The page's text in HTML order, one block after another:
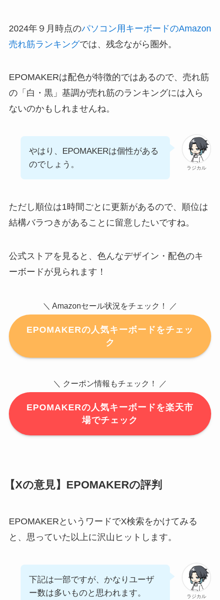
2024年９月時点のパソコン用キーボードのAmazon
売れ筋ランキングでは、残念ながら圏外。
EPOMAKERは配色が特徴的ではあるので、売れ筋
の「白・黒」基調が売れ筋のランキングには入ら
ないのかもしれませんね。
ラジカル
やはり、EPOMAKERは個性がある
のでしょう。
ただし順位は1時間ごとに更新があるので、順位は
結構バラつきがあることに留意したいですね。
公式ストアを見ると、色んなデザイン・配色のキ
ーボードが見られます！
＼ Amazonセール状況をチェック！ ／
EPOMAKERの人気キーボードをチェッ
ク
＼ クーポン情報もチェック！ ／
EPOMAKERの人気キーボードを楽天市
場でチェック
【Xの意見】EPOMAKERの評判
EPOMAKERというワードでX検索をかけてみる
と、思っていた以上に沢山ヒットします。
ラジカル
下記は一部ですが、かなりユーザ
ー数は多いものと思われます。